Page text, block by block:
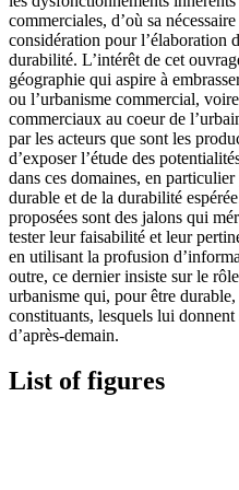
commerciales, d’où sa
considération pour l’élaboration
durabilité. L’intérêt de cet
géographie qui aspire à
ou l’urbanisme commercial,
commerciaux au coeur de
par les acteurs que sont les
d’exposer l’étude des
dans ces domaines, en
durable et de la durabilité
proposées sont des jalons qui
tester leur faisabilité et leur
en utilisant la profusion
outre, ce dernier insiste sur le
urbanisme qui, pour être
constituants, lesquels lui
d’après-demain.
List of figures